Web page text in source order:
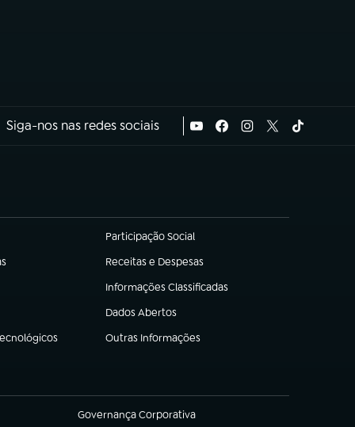
Siga-nos nas redes sociais
Participação Social
(abre em nova aba)
Receitas e Despesas
(abre em nova aba)
Informações Classificadas
(abre em nova aba)
Dados Abertos
(abre em nova aba)
Outras Informações
(abre em nova aba)
Governança Corporativa
(abre em nova aba)